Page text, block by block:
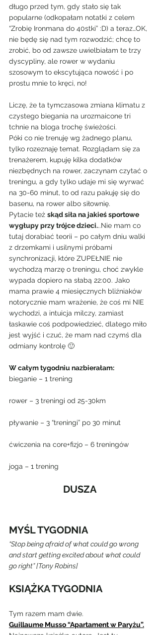
długo przed tym, gdy stało się tak
popularne (odkopałam notatki z celem
“Zrobię Ironmana do 40stki” :D) a teraz…OK,
nie będę się nad tym rozwodzić; chcę to
zrobić, bo od zawsze uwielbiałam te trzy
dyscypliny, ale rower w wydaniu
szosowym to ekscytująca nowość i po
prostu mnie to kręci, no!
Liczę, że ta tymczasowa zmiana klimatu z
czystego biegania na urozmaicone tri
tchnie na bloga trochę świeżości.
Póki co nie trenuję wg żadnego planu,
tylko rozeznaję temat. Rozglądam się za
trenażerem, kupuję kilka dodatków
niezbędnych na rower, zaczynam czytać o
treningu, a gdy tylko udaje mi się wyrwać
na 30-60 minut, to od razu pakuję się do
basenu, na rower albo siłownię.
Pytacie też skąd siła na jakieś sportowe
wygłupy przy trójce dzieci...Nie mam co
tutaj dorabiać teorii – po całym dniu walki
z drzemkami i usilnymi próbami
synchronizacji, które ZUPEŁNIE nie
wychodzą marzę o treningu, choć zwykle
wypada dopiero na słabą 22:00. Jako
mama prawie 4 miesięcznych bliźniaków
notorycznie mam wrażenie, że coś mi NIE
wychodzi, a intuicja milczy, zamiast
łaskawie coś podpowiedzieć, dlatego miło
jest wyjść i czuć, że mam nad czymś dla
odmiany kontrolę 🙂
W całym tygodniu nazbierałam:
bieganie – 1 trening
rower – 3 treningi od 25-30km
pływanie – 3 “treningi” po 30 minut
ćwiczenia na core+fizjo – 6 treningów
joga – 1 trening
DUSZA
MYŚL TYGODNIA
“Stop being afraid of what could go wrong
and start getting excited about what could
go right” [Tony Robins]
KSIĄŻKA TYGODNIA
Tym razem mam dwie.
Guillaume Musso “Apartament w Paryżu”.